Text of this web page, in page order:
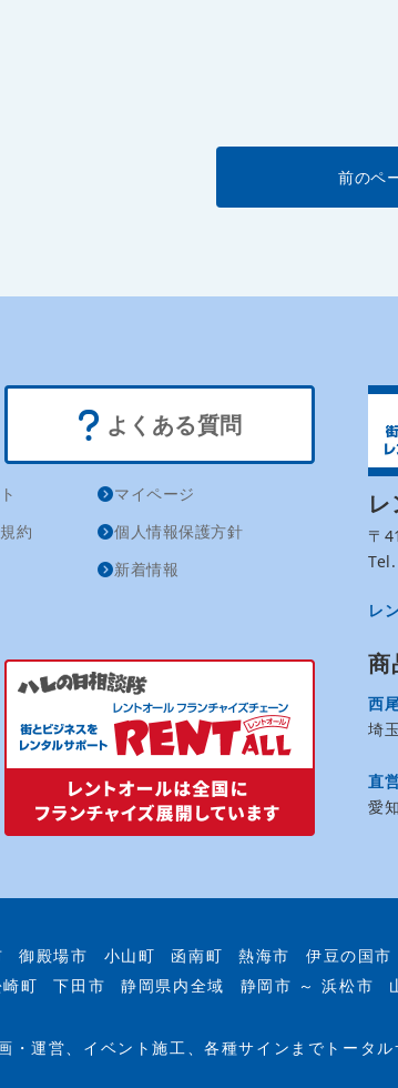
前のペ
よくある質問
マイページ
約
個人情報保護方針
新着情報
〒
レ
商
西
埼
直
愛
御殿場市 小山町 函南町 熱海市
伊豆の国市
町 下田市 静岡県内全域 静岡市 ～ 浜松市
運営、イベント施工、各種サインまでトータル